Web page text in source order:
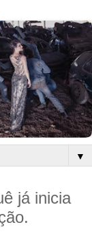
▼
já inicia